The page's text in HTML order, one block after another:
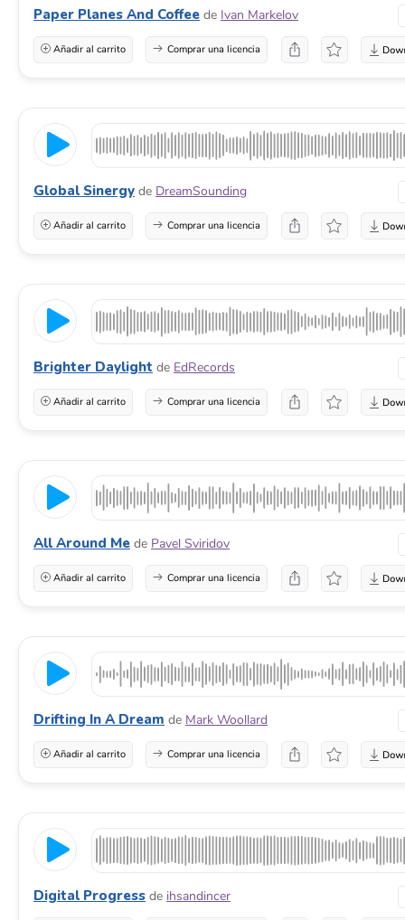
Paper Planes And Coffee de Ivan Markelov
Añadir al carrito Comprar una licencia
Global Sinergy de DreamSounding
Añadir al carrito Comprar una licencia
Brighter Daylight de EdRecords
Añadir al carrito Comprar una licencia
All Around Me de Pavel Sviridov
Añadir al carrito Comprar una licencia
Drifting In A Dream de Mark Woollard
Añadir al carrito Comprar una licencia
Digital Progress de ihsandincer